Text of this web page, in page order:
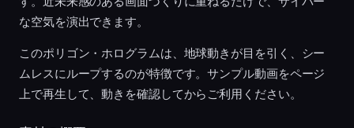
な空気を演出できます。
このポリゴン・ホログラムは、地球動きが目を引く、シー
ムレスにループするのが特徴です。サンプル動画をページ
上で再生して、動きを確認してからご利用ください。